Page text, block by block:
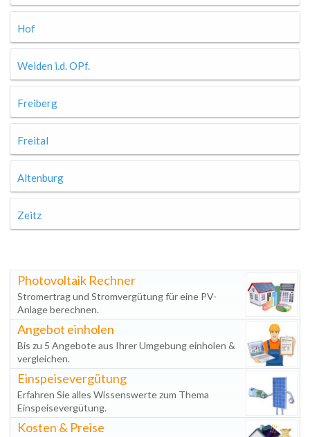
Hof
Weiden i.d. OPf.
Freiberg
Freital
Altenburg
Zeitz
Photovoltaik Rechner
Stromertrag und Stromvergütung für eine PV-
Anlage berechnen.
Angebot einholen
Bis zu 5 Angebote aus Ihrer Umgebung einholen &
vergleichen.
Einspeisevergütung
Erfahren Sie alles Wissenswerte zum Thema
Einspeisevergütung.
Kosten & Preise